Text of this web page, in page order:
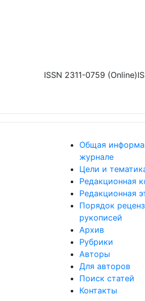
ISSN 2311-0759 (Online)
Общая
журнале
Цели и
Редакционная
Редакционная
Порядок
рукописей
Архив
Рубрики
Авторы
Для авторов
Поиск статей
Контакты